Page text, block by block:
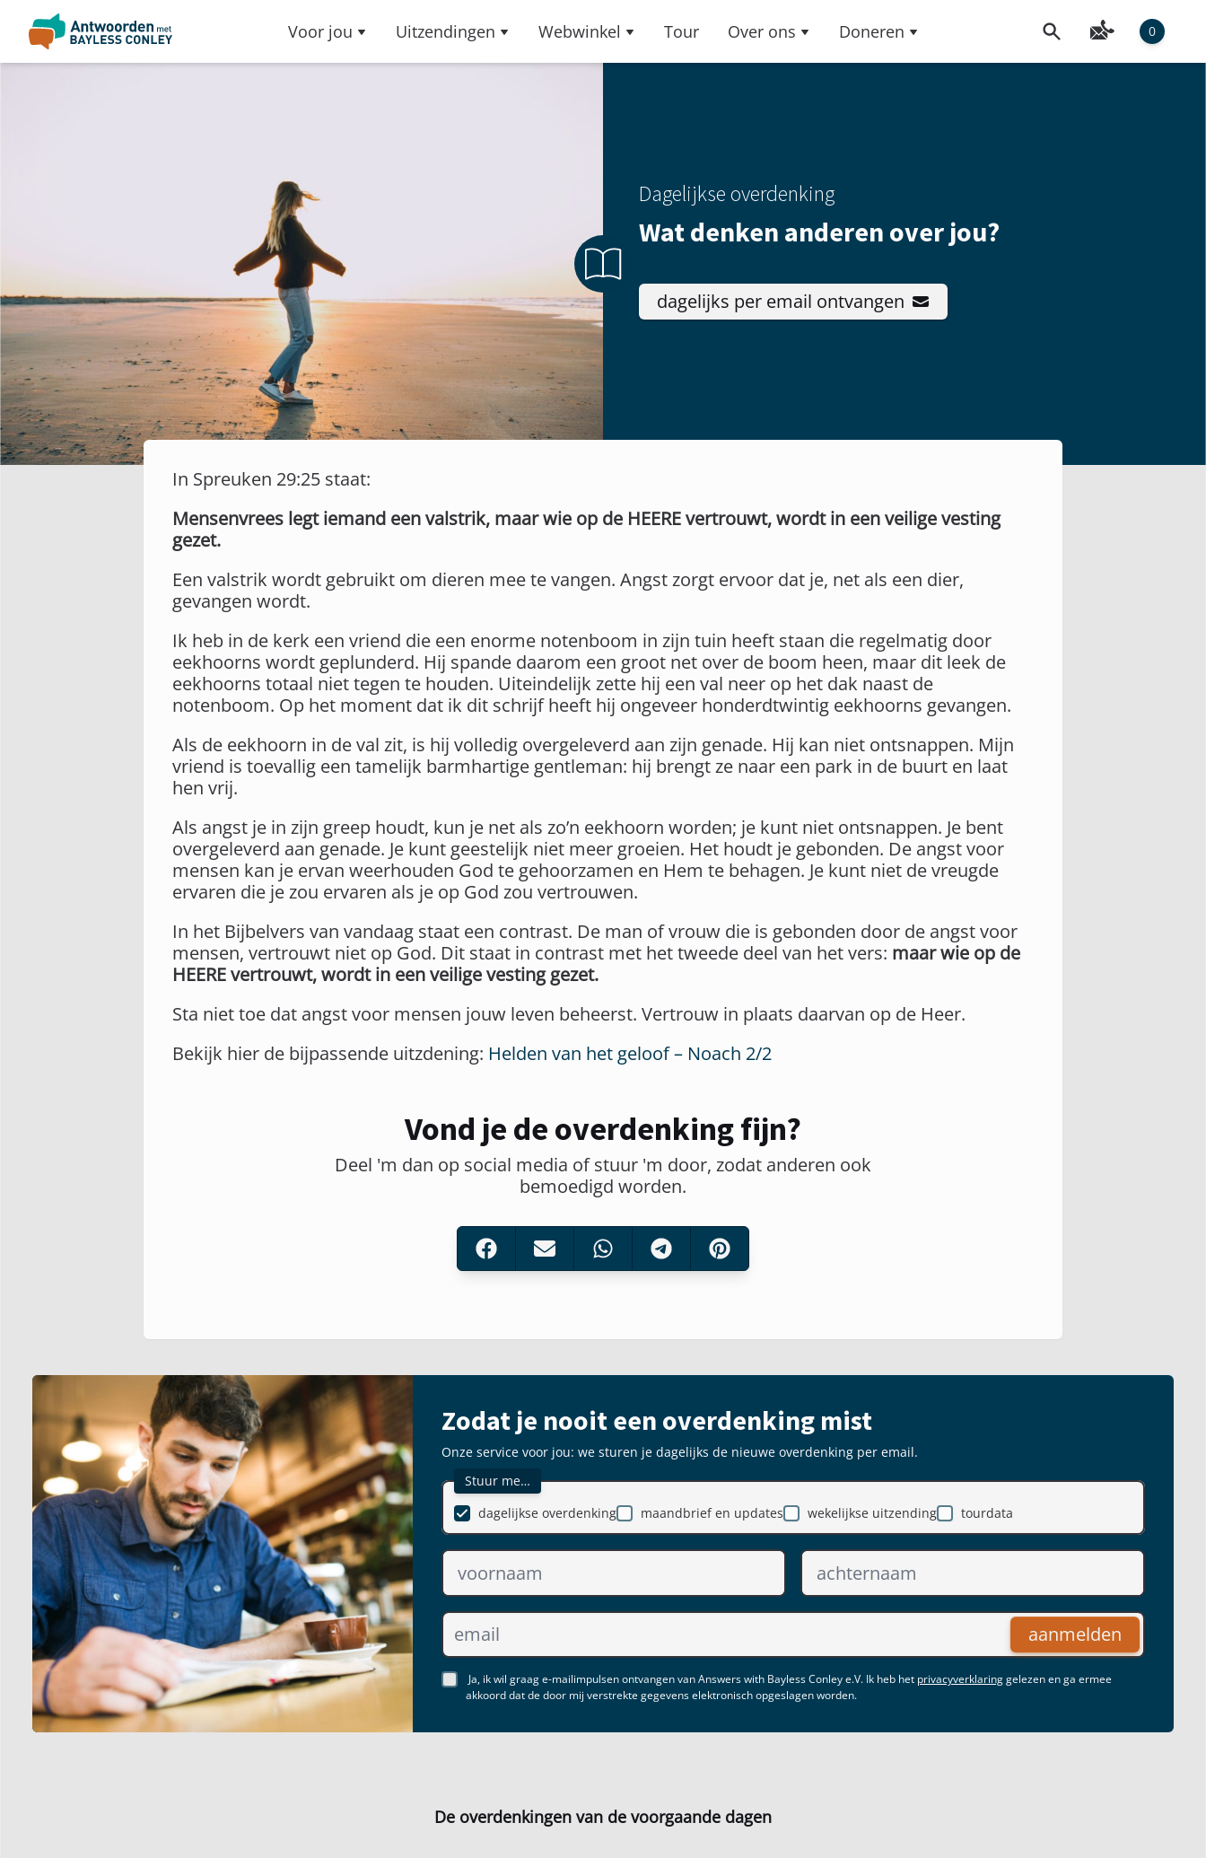
Voor jou Uitzendingen Webwinkel Tour Over ons Doneren 0
Dagelijkse overdenking
Wat denken anderen over jou?
dagelijks per email ontvangen
In Spreuken 29:25 staat:
Mensenvrees legt iemand een valstrik, maar wie op de HEERE vertrouwt, wordt in een veilige vesting
gezet.
Een valstrik wordt gebruikt om dieren mee te vangen. Angst zorgt ervoor dat je, net als een dier,
gevangen wordt.
Ik heb in de kerk een vriend die een enorme notenboom in zijn tuin heeft staan die regelmatig door
eekhoorns wordt geplunderd. Hij spande daarom een groot net over de boom heen, maar dit leek de
eekhoorns totaal niet tegen te houden. Uiteindelijk zette hij een val neer op het dak naast de
notenboom. Op het moment dat ik dit schrijf heeft hij ongeveer honderdtwintig eekhoorns gevangen.
Als de eekhoorn in de val zit, is hij volledig overgeleverd aan zijn genade. Hij kan niet ontsnappen. Mijn
vriend is toevallig een tamelijk barmhartige gentleman: hij brengt ze naar een park in de buurt en laat
hen vrij.
Als angst je in zijn greep houdt, kun je net als zo’n eekhoorn worden; je kunt niet ontsnappen. Je bent
overgeleverd aan genade. Je kunt geestelijk niet meer groeien. Het houdt je gebonden. De angst voor
mensen kan je ervan weerhouden God te gehoorzamen en Hem te behagen. Je kunt niet de vreugde
ervaren die je zou ervaren als je op God zou vertrouwen.
In het Bijbelvers van vandaag staat een contrast. De man of vrouw die is gebonden door de angst voor
mensen, vertrouwt niet op God. Dit staat in contrast met het tweede deel van het vers: maar wie op de
HEERE vertrouwt, wordt in een veilige vesting gezet.
Sta niet toe dat angst voor mensen jouw leven beheerst. Vertrouw in plaats daarvan op de Heer.
Bekijk hier de bijpassende uitzdening: Helden van het geloof – Noach 2/2
Vond je de overdenking fijn?
Deel 'm dan op social media of stuur 'm door, zodat anderen ook
bemoedigd worden.
Zodat je nooit een overdenking mist
Onze service voor jou: we sturen je dagelijks de nieuwe overdenking per email.
Stuur me…
maandbrief en updates
dagelijkse overdenking wekelijkse uitzending tourdata
aanmelden
Ja, ik wil graag e-mailimpulsen ontvangen van Answers with Bayless Conley e.V. Ik heb het privacyverklaringgelezen en ga ermee
akkoord dat de door mij verstrekte gegevens elektronisch opgeslagen worden.
De overdenkingen van de voorgaande dagen